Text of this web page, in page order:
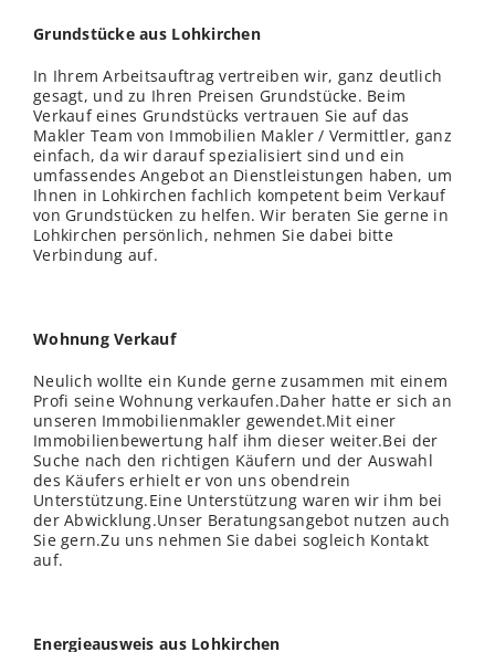
Grundstücke aus Lohkirchen
In Ihrem Arbeitsauftrag vertreiben wir, ganz deutlich
gesagt, und zu Ihren Preisen Grundstücke. Beim
Verkauf eines Grundstücks vertrauen Sie auf das
Makler Team von Immobilien Makler / Vermittler, ganz
einfach, da wir darauf spezialisiert sind und ein
umfassendes Angebot an Dienstleistungen haben, um
Ihnen in Lohkirchen fachlich kompetent beim Verkauf
von Grundstücken zu helfen. Wir beraten Sie gerne in
Lohkirchen persönlich, nehmen Sie dabei bitte
Verbindung auf.
Wohnung Verkauf
Neulich wollte ein Kunde gerne zusammen mit einem
Profi seine Wohnung verkaufen.Daher hatte er sich an
unseren Immobilienmakler gewendet.Mit einer
Immobilienbewertung half ihm dieser weiter.Bei der
Suche nach den richtigen Käufern und der Auswahl
des Käufers erhielt er von uns obendrein
Unterstützung.Eine Unterstützung waren wir ihm bei
der Abwicklung.Unser Beratungsangebot nutzen auch
Sie gern.Zu uns nehmen Sie dabei sogleich Kontakt
auf.
Energieausweis aus Lohkirchen